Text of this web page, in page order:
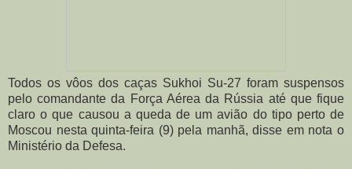
Todos os vôos dos caças Sukhoi Su-27 foram suspensos
pelo comandante da Força Aérea da Rússia até que fique
claro o que causou a queda de um avião do tipo perto de
Moscou nesta quinta-feira (9) pela manhã, disse em nota o
Ministério da Defesa.